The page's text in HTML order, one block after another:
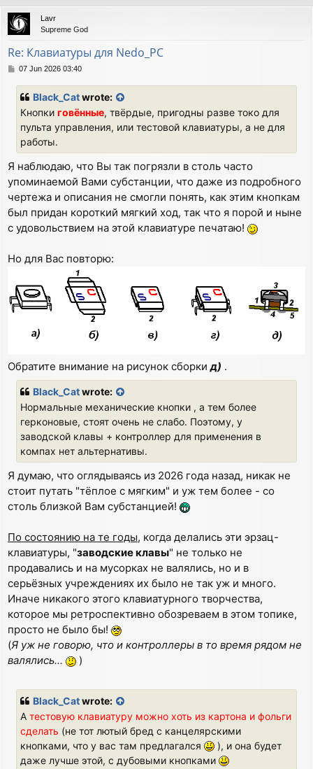
p
Lavr
Supreme God
Re: Клавиатуры для Nedo_PC
P07 Jun 2026 03:40
Black_Catwrote:
Кнопки говённые, твёрдые, пригодны разве токо для
пульта управления, или тестовой клавиатуры, а не для
работы.
Я наблюдаю, что Вы так погрязли в столь часто
упоминаемой Вами субстанции, что даже из подробного
чертежа и описания не смогли понять, как этим кнопкам
был придан короткий мягкий ход, так что я порой и ныне
с удовольствием на этой клавиатуре печатаю!
Но для Вас повторю:
Обратите внимание на рисунок сборкид) .
Black_Catwrote:
Нормальные механические кнопки , а тем более
герконовые, стоят очень не слабо. Поэтому, у
заводской клавы + контроллер для применения в
компах нет альтернативы.
Я думаю, что оглядываясь из 2026 года назад, никак не
стоит путать "тёплое с мягким" и уж тем более - со
столь близкой Вам субстанцией!
По состоянию на те годы, когда делались эти эрзац-
клавиатуры, "заводские клавы" не только не
продавались и на мусорках не валялись, но и в
серьёзных учреждениях их было не так уж и много.
Иначе никакого этого клавиатурного творчества,
которое мы ретроспективно обозреваем в этом топике,
просто не было бы!
(Я уж не говорю, что и контроллеры в то время рядом не
валялись...
)
Black_Catwrote:
А тестовую клавиатуру можно хоть из картона и фольги
сделать (не тот лютый бред с канцелярскими
кнопками, что у вас там предлагался
), и она будет
даже лучше этой, с дубовыми кнопками